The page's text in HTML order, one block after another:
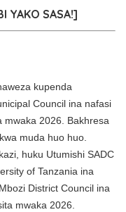
YAKO SASA!]
kupenda
Council ina nafasi
mwaka 2026. Bakhresa
muda huo huo.
huku Utumishi SADC
of Tanzania ina
District Council ina
mwaka 2026.